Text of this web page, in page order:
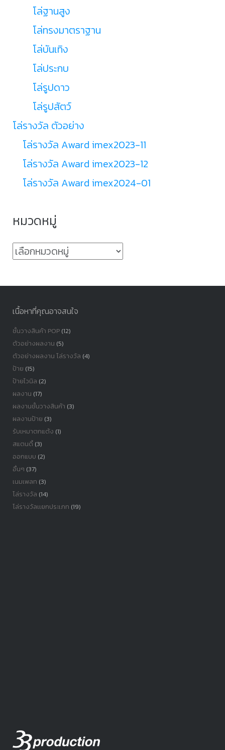
โล่ฐานสูง
โล่ทรงมาตราฐาน
โล่บันเทิง
โล่ประกบ
โล่รูปดาว
โล่รูปสัตว์
โล่รางวัล ตัวอย่าง
โล่รางวัล Award imex2023-11
โล่รางวัล Award imex2023-12
โล่รางวัล Award imex2024-01
หมวดหมู่
หมวด
เนื้อหาที่คุณอาจสนใจ
ชั้นวางสินค้า POP(12)
ตัวอย่างผลงาน (5)
ตัวอย่างผลงาน โล่รางวัล (4)
ป้าย (15)
ป้ายไวนิล (2)
ผลงาน (17)
ผลงานชั้นวางสินค้า (3)
ผลงานป้าย (3)
รับเหมาตกแต้ง (1)
สแตนดี้(3)
ออกแบบ (2)
อื่นๆ (37)
เนมเพลท (3)
โล่รางวัล (14)
โล่รางวัลเเยกประเภท (19)